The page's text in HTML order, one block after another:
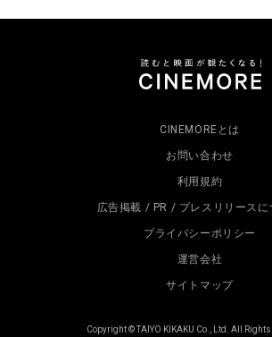
CINEMOREとは
お問い合わせ
利用規約
広告掲載 / PR / プレスリリースに
プライバシーポリシー
運営会社
サイトマップ
Copyright © TAIYO KIKAKU Co., Ltd. All Rights